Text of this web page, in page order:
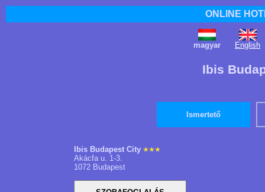
ONLINE
magyar English
Ibis
Ismertető
Ibis Budapest City
Akácfa u. 1-3.
1072 Budapest